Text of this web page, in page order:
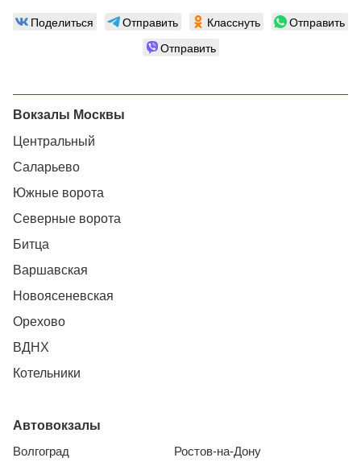
Поделиться Отправить Класснуть
Отправить
Отправить
Вокзалы Москвы
Центральный
Саларьево
Южные ворота
Северные ворота
Битца
Варшавская
Новоясеневская
Орехово
ВДНХ
Котельники
Автовокзалы
Волгоград
Ростов-на-Дону